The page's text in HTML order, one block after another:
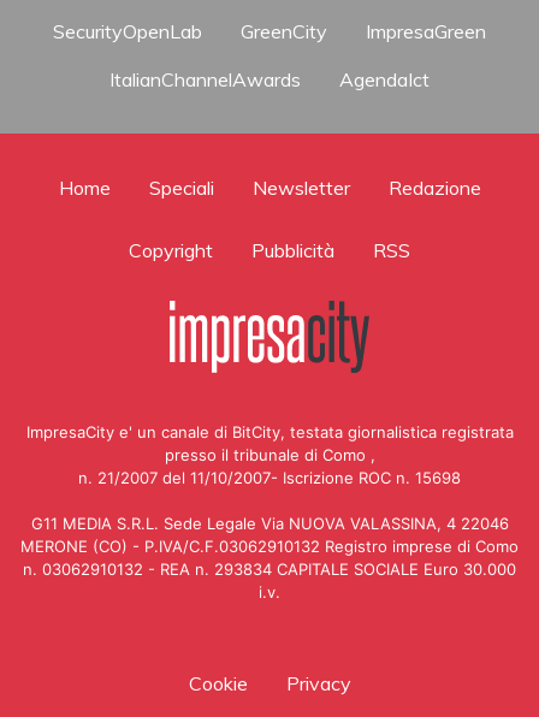
SecurityOpenLab
GreenCity
ImpresaGreen
ItalianChannelAwards
AgendaIct
Home Speciali Newsletter Redazione
Copyright Pubblicità RSS
ImpresaCity e' un canale di BitCity, testata giornalistica registrata
presso il tribunale di Como ,
n. 21/2007 del 11/10/2007- Iscrizione ROC n. 15698
G11 MEDIA S.R.L. Sede Legale Via NUOVA VALASSINA, 4 22046
MERONE (CO) - P.IVA/C.F.03062910132 Registro imprese di Como
n. 03062910132 - REA n. 293834 CAPITALE SOCIALE Euro 30.000
i.v.
Cookie Privacy